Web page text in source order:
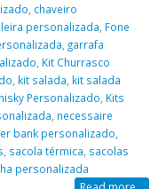
, chaveiro
personalizada, Fone
, garrafa
, Kit Churrasco
, kit salada, kit salada
Personalizado, Kits
, necessaire
bank personalizado,
, sacola térmica, sacolas
personalizada